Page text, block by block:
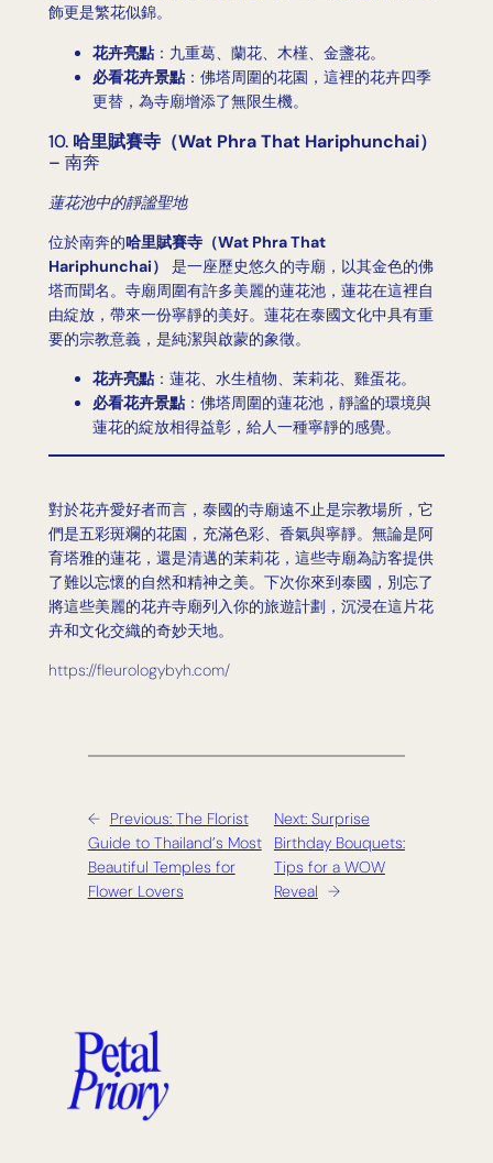
飾更是繁花似錦。
花卉亮點：九重葛、蘭花、木槿、金盞花。
必看花卉景點：佛塔周圍的花園，這裡的花卉四季
更替，為寺廟增添了無限生機。
10. 哈里賦賽寺（Wat Phra That Hariphunchai）
– 南奔
蓮花池中的靜謐聖地
位於南奔的哈里賦賽寺（Wat Phra That
Hariphunchai）
是一座歷史悠久的寺廟，以其金色的佛
塔而聞名。寺廟周圍有許多美麗的蓮花池，蓮花在這裡自
由綻放，帶來一份寧靜的美好。蓮花在泰國文化中具有重
要的宗教意義，是純潔與啟蒙的象徵。
花卉亮點：蓮花、水生植物、茉莉花、雞蛋花。
必看花卉景點：佛塔周圍的蓮花池，靜謐的環境與
蓮花的綻放相得益彰，給人一種寧靜的感覺。
對於花卉愛好者而言，泰國的寺廟遠不止是宗教場所，它
們是五彩斑斕的花園，充滿色彩、香氣與寧靜。無論是阿
育塔雅的蓮花，還是清邁的茉莉花，這些寺廟為訪客提供
了難以忘懷的自然和精神之美。下次你來到泰國，別忘了
將這些美麗的花卉寺廟列入你的旅遊計劃，沉浸在這片花
卉和文化交織的奇妙天地。
https://fleurologybyh.com/
← Previous: The Florist
Guide to Thailand’s Most
Beautiful Temples for
Flower Lovers
Next: Surprise
Birthday Bouquets:
Tips for a WOW
Reveal →